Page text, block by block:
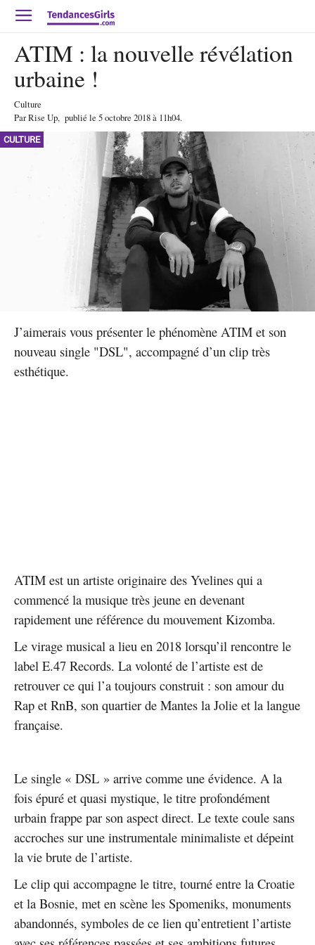
ATIM : la nouvelle révélation
urbaine !
Culture
ParRise Up, publié le 5 octobre 2018à 11h04.
CULTURE
J’aimerais vous présenter le phénomène ATIM et son
nouveau single "DSL", accompagné d’un clip très
esthétique.
ATIM est un artiste originaire des Yvelines qui a
commencé la musique très jeune en devenant
rapidement une référence du mouvement Kizomba.
Le virage musical a lieu en 2018 lorsqu’il rencontre le
label E.47 Records. La volonté de l’artiste est de
retrouver ce qui l’a toujours construit : son amour du
Rap et RnB, son quartier de Mantes la Jolie et la langue
française.
Le single « DSL » arrive comme une évidence. A la
fois épuré et quasi mystique, le titre profondément
urbain frappe par son aspect direct. Le texte coule sans
accroches sur une instrumentale minimaliste et dépeint
la vie brute de l’artiste.
Le clip qui accompagne le titre, tourné entre la Croatie
et la Bosnie, met en scène les Spomeniks, monuments
abandonnés, symboles de ce lien qu’entretient l’artiste